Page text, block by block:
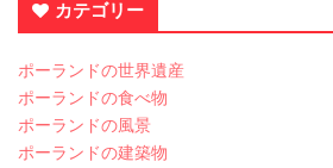
カテゴリー
ポーランドの世界遺産
ポーランドの食べ物
ポーランドの風景
ポーランドの建築物